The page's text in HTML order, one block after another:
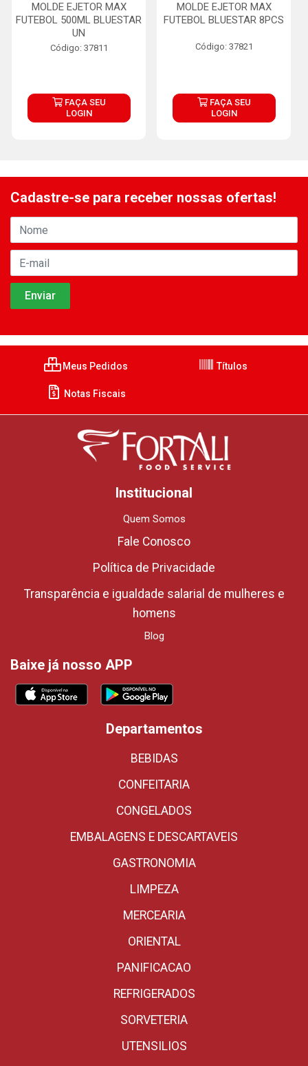
MOLDE EJETOR MAX
FUTEBOL 500ML BLUESTAR
UN
Código: 37811
FAÇA SEU
LOGIN
MOLDE EJETOR MAX
FUTEBOL BLUESTAR 8PCS
Código: 37821
FAÇA SEU
LOGIN
Cadastre-se para receber nossas ofertas!
Meus Pedidos Títulos
Notas Fiscais
Institucional
Quem Somos
Fale Conosco
Política de Privacidade
Transparência e igualdade salarial de mulheres e
homens
Blog
Baixe já nosso APP
Departamentos
BEBIDAS
CONFEITARIA
CONGELADOS
EMBALAGENS E DESCARTAVEIS
GASTRONOMIA
LIMPEZA
MERCEARIA
ORIENTAL
PANIFICACAO
REFRIGERADOS
SORVETERIA
UTENSILIOS